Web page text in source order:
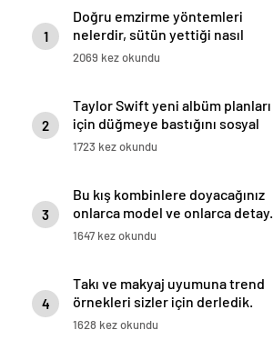
1
Doğru emzirme yöntemleri
nelerdir, sütün yettiği nasıl
anlaşılır?
2069 kez okundu
2
Taylor Swift yeni albüm planları
için düğmeye bastığını sosyal
medyadan duyurdu!
1723 kez okundu
3
Bu kış kombinlere doyacağınız
onlarca model ve onlarca detay.
1647 kez okundu
4
Takı ve makyaj uyumuna trend
örnekleri sizler için derledik.
1628 kez okundu